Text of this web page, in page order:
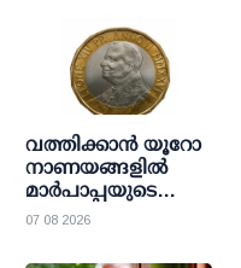
ജാമ്യാപേക്ഷ
വീണ്ടും തള്ളി;
ഹൈക്കോടതിയെ
സമീപിക്കാൻ സഭാ
വത്തിക്കാൻ യൂറോ
നാണയങ്ങളിൽ
മാർപാപ്പയുടെ
മുഖചിത്രം വീണ്ടും;
ലിയോ
07 08 2026